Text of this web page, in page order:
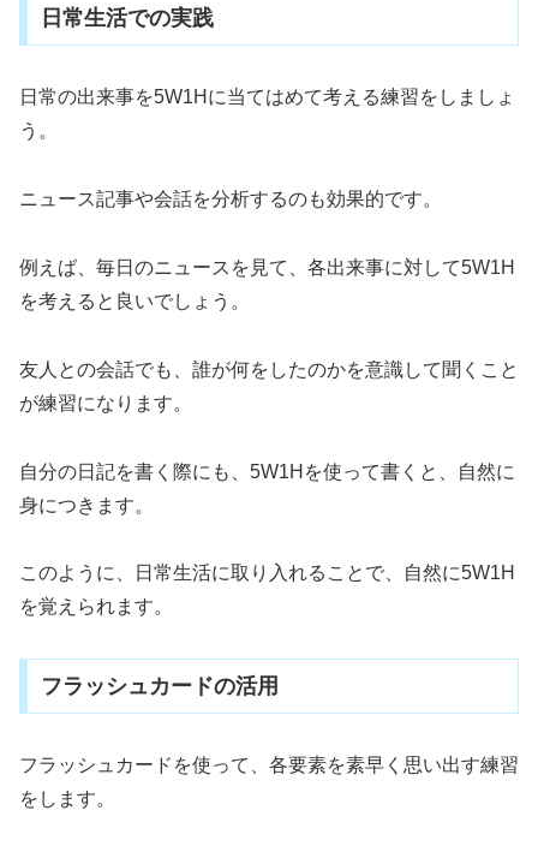
日常生活での実践
日常の出来事を5W1Hに当てはめて考える練習をしましょ
う。
ニュース記事や会話を分析するのも効果的です。
例えば、毎日のニュースを見て、各出来事に対して5W1H
を考えると良いでしょう。
友人との会話でも、誰が何をしたのかを意識して聞くこと
が練習になります。
自分の日記を書く際にも、5W1Hを使って書くと、自然に
身につきます。
このように、日常生活に取り入れることで、自然に5W1H
を覚えられます。
フラッシュカードの活用
フラッシュカードを使って、各要素を素早く思い出す練習
をします。